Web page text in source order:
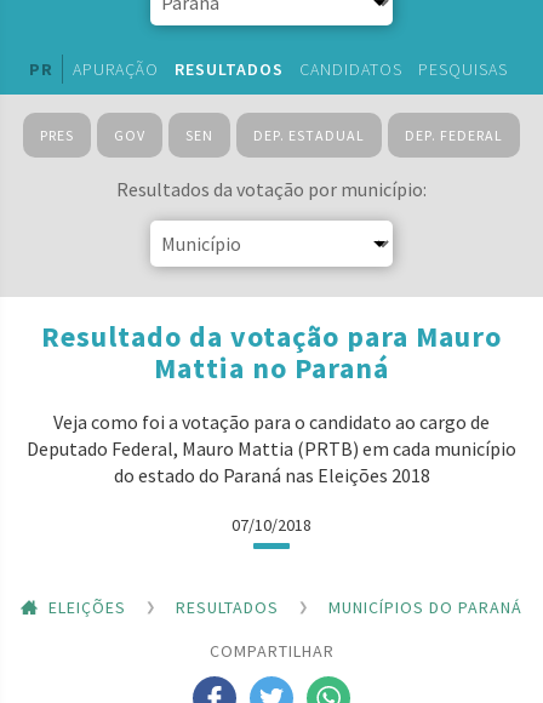
PR APURAÇÃO RESULTADOS CANDIDATOS PESQUISAS
PRES GOV SEN DEP. ESTADUAL DEP. FEDERAL
Resultados da votação por município:
Resultado da votação para Mauro
Mattia no Paraná
Veja como foi a votação para o candidato ao cargo de
Deputado Federal, Mauro Mattia (PRTB) em cada município
do estado do Paraná nas Eleições 2018
07/10/2018
ELEIÇÕES RESULTADOS
MUNICÍPIOS DO PARANÁ
COMPARTILHAR